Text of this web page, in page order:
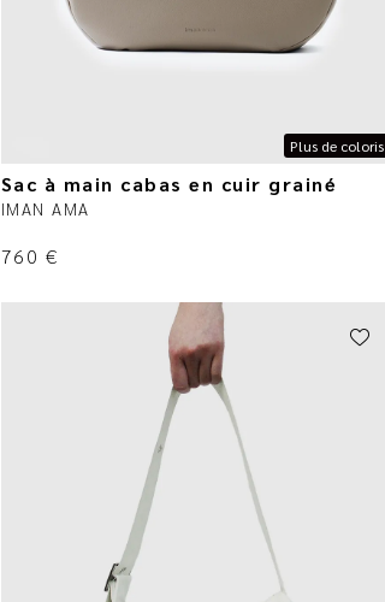
Plus de coloris
Sac à main cabas en cuir grainé
IMAN AMA
760 €